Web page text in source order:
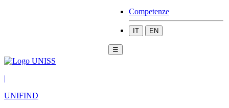
Competenze
IT EN
☰
|
UNIFIND